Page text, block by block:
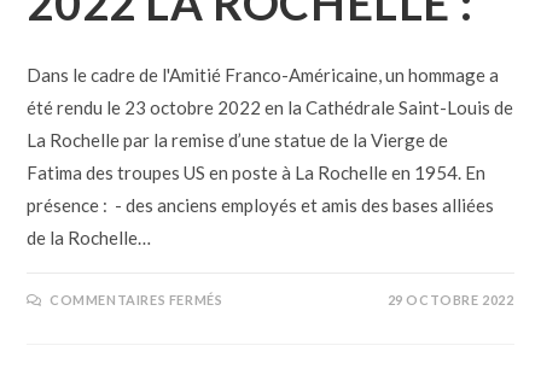
Dans le cadre de l'Amitié Franco-Américaine, un hommage a
été rendu le 23 octobre 2022 en la Cathédrale Saint-Louis de
La Rochelle par la remise d’une statue de la Vierge de
Fatima des troupes US en poste à La Rochelle en 1954. En
présence : - des anciens employés et amis des bases alliées
de la Rochelle…
COMMENTAIRES FERMÉS 29 OCTOBRE 2022